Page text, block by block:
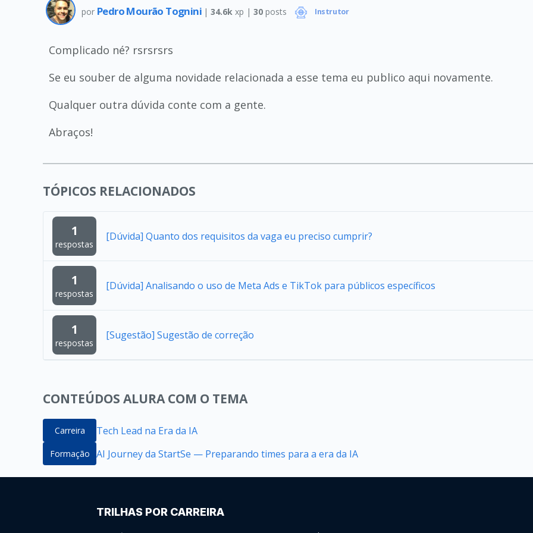
por Pedro Mourão Tognini |34.6k xp |30 posts Instrutor
Complicado né? rsrsrsrs
Se eu souber de alguma novidade relacionada a esse tema eu publico aqui novamente.
Qualquer outra dúvida conte com a gente.
Abraços!
TÓPICOS RELACIONADOS
1
respostas
[Dúvida] Quanto dos requisitos da vaga eu preciso cumprir?
1
respostas
[Dúvida] Analisando o uso de Meta Ads e TikTok para públicos específicos
1
respostas
[Sugestão] Sugestão de correção
CONTEÚDOS ALURA COM O TEMA
Carreira Tech Lead na Era da IA
Formação AI Journey da StartSe — Preparando times para a era da IA
TRILHAS POR CARREIRA